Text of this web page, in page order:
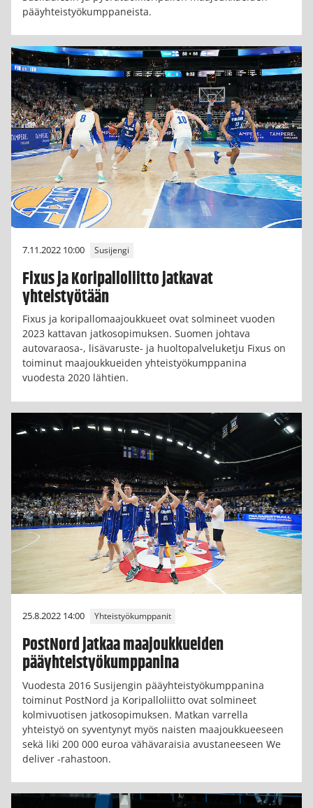
pääyhteistyökumppaneista.
7.11.2022 10:00 Susijengi
Fixus ja Koripalloliitto jatkavat
yhteistyötään
Fixus ja koripallomaajoukkueet ovat solmineet vuoden
2023 kattavan jatkosopimuksen. Suomen johtava
autovaraosa-, lisävaruste- ja huoltopalveluketju Fixus on
toiminut maajoukkueiden yhteistyökumppanina
vuodesta 2020 lähtien.
25.8.2022 14:00 Yhteistyökumppanit
PostNord jatkaa maajoukkueiden
pääyhteistyökumppanina
Vuodesta 2016 Susijengin pääyhteistyökumppanina
toiminut PostNord ja Koripalloliitto ovat solmineet
kolmivuotisen jatkosopimuksen. Matkan varrella
yhteistyö on syventynyt myös naisten maajoukkueeseen
sekä liki 200 000 euroa vähävaraisia avustaneeseen We
deliver -rahastoon.